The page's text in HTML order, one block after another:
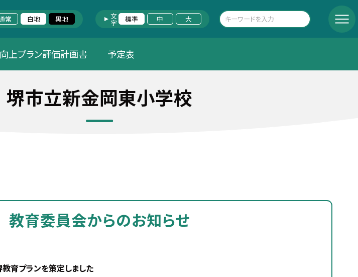
常 白地 黒地 文字 標準 中 大
上プラン評価計画書 予定表
堺市立新金岡東小学校
教育委員会からのお知らせ
プランを策定しました